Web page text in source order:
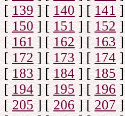
[139] [140] [141]
[150] [151] [152]
[161] [162] [163]
[172] [173] [174]
[183] [184] [185]
[194] [195] [196]
[205] [206] [207]